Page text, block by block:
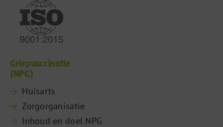
Griepvaccinatie
(NPG)
Huisarts
Zorgorganisatie
Inhoud en doel NPG